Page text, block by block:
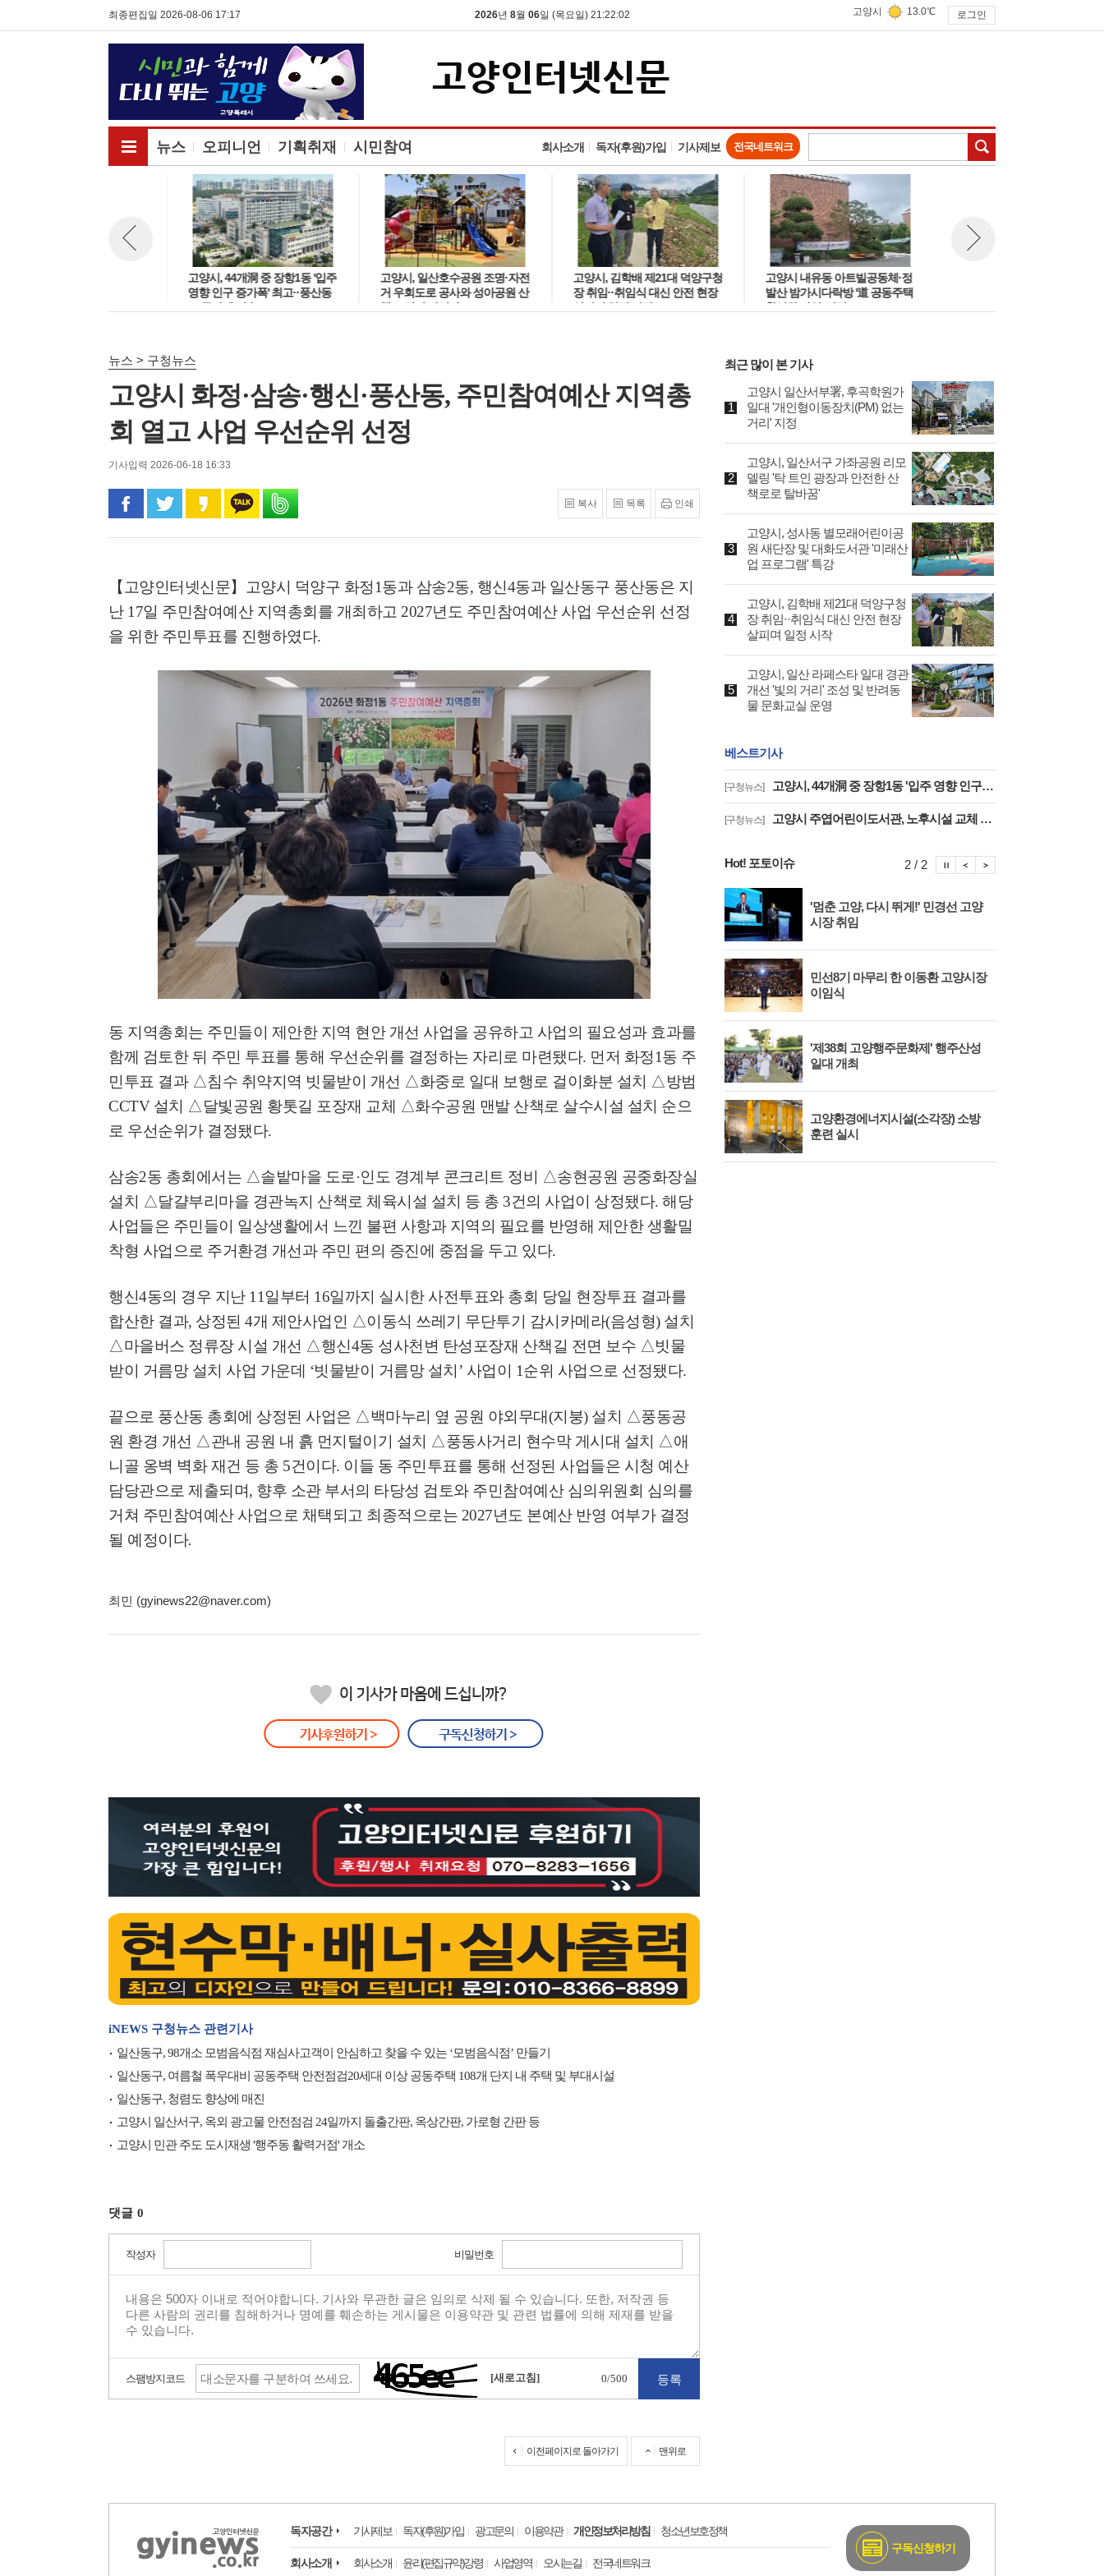
최종편집일 2026-08-06 17:17 2026년 8월 06일 (목요일) 21:22:02 고양시 13.0℃ 로그인
뉴스 오피니언 기획취재 시민참여 회사소개 독자(후원)가입 기사제보 전국네트워크
전체메뉴보기
고양시, 44개洞 중 장항1동 '입주
영향 인구 증가폭' 최고··풍산동
도 증가세 지속
고양시, 일산호수공원 조명·자전
거 우회도로 공사와 성아공원 산
책로 정비 나선다
고양시, 김학배 제21대 덕양구청
장 취임··취임식 대신 안전 현장
살피며 일정 시작
고양시 내유동 아트빌공동체·정
발산 밤가시다락방 '道 공동주택
활성화 사업' 선정
뉴스 > 구청뉴스
고양시 화정·삼송·행신·풍산동, 주민참여예산 지역총
회 열고 사업 우선순위 선정
기사입력 2026-06-18 16:33
페이스북으로 공유
트위터로 공유카카오 스토리로 공유
카카오톡으로 공유
복사 목록 인쇄
【고양인터넷신문】 고양시 덕양구 화정1동과 삼송2동, 행신4동과 일산동구 풍산동은 지
난 17일 주민참여예산 지역총회를 개최하고 2027년도 주민참여예산 사업 우선순위 선정
을 위한 주민투표를 진행하였다.
동 지역총회는 주민들이 제안한 지역 현안 개선 사업을 공유하고 사업의 필요성과 효과를
함께 검토한 뒤 주민 투표를 통해 우선순위를 결정하는 자리로 마련됐다. 먼저 화정1동 주
민투표 결과 △침수 취약지역 빗물받이 개선 △화중로 일대 보행로 걸이화분 설치 △ 방범
CCTV 설치 △ 달빛공원 황톳길 포장재 교체 △화수공원 맨발 산책로 살수시설 설치 순으
로 우선순위가 결정됐다.
삼송2동 총회에서는 △솔밭마을 도로 ·인도 경계부 콘크리트 정비 △송현공원 공중화장실
설치
△달걀부리마을 경관녹지 산책로 체육시설 설치 등 총 3건의 사업이 상정됐다. 해당
사업들은 주민들이 일상생활에서 느낀 불편 사항과 지역의 필요를 반영해 제안한 생활밀
착형 사업으로 주거환경 개선과 주민 편의 증진에 중점을 두고 있다.
행신4동의 경우 지난 11일부터 16일까지 실시한 사전투표와 총회 당일 현장투표 결과를
합산한 결과, 상정된 4개 제안사업인 △이동식 쓰레기 무단투기 감시카메라(음성형) 설치
△마을버스 정류장 시설 개선 △행신4동 성사천변 탄성포장재 산책길 전면 보수 △빗물
받이 거름망 설치 사업 가운데 ‘빗물받이 거름망 설치 ’ 사업이 1순위 사업으로 선정됐다.
끝으로 풍산동 총회에 상정된 사업은 △ 백마누리 옆 공원 야외무대(지붕) 설치 △풍동공
원 환경 개선 △관내 공원 내 흙 먼지털이기 설치 △풍동사거리 현수막 게시대 설치 △애
니골 옹벽 벽화 재건 등 총 5건이다. 이들 동 주민투표를 통해 선정된 사업들은 시청 예산
담당관으로 제출되며, 향후 소관 부서의 타당성 검토와 주민참여예산 심의위원회 심의를
거쳐 주민참여예산 사업으로 채택되고 최종적으로는 2027년도 본예산 반영 여부가 결정
될 예정이다.
최민 (gyinews22@naver.com)
iNEWS 구청뉴스 관련기사
일산동구, 98개소 모범음식점 재심사고객이 안심하고 찾을 수 있는 ‘모범음식점’ 만들기
일산동구, 여름철 폭우대비 공동주택 안전점검20세대 이상 공동주택 108개 단지 내 주택 및 부대시설
일산동구, 청렴도 향상에 매진
고양시 일산서구, 옥외 광고물 안전점검 24일까지 돌출간판, 옥상간판, 가로형 간판 등
고양시 민관 주도 도시재생 '행주동 활력거점' 개소
댓글 0
작성자 비밀번호
스팸방지코드 [새로고침] 0/500
이전페이지로 돌아가기 맨위로
최근 많이 본 기사
고양시 일산서부署, 후곡학원가
일대 '개인형이동장치(PM) 없는
거리' 지정
고양시, 일산서구 가좌공원 리모
델링 '탁 트인 광장과 안전한 산
책로로 탈바꿈'
고양시, 성사동 별모래어린이공
원 새단장 및 대화도서관 '미래산
업 프로그램' 특강
고양시, 김학배 제21대 덕양구청
장 취임··취임식 대신 안전 현장
살피며 일정 시작
고양시, 일산 라페스타 일대 경관
개선 '빛의 거리' 조성 및 반려동
물 문화교실 운영
베스트기사
[구청뉴스] 고양시, 44개洞 중 장항1동 '입주 영향 인구 증가폭' 최고··풍산동도 증가세 지속
[구청뉴스] 고양시 주엽어린이도서관, 노후시설 교체 재개관 '다락·아기 독서공간 등 조성'
Hot! 포토이슈
'멈춘 고양, 다시 뛰게!' 민경선 고양
민선8기 마무리 한 이동환 고양시장
'제38회 고양행주문화제' 행주산성
일대 개최
고양환경에너지시설(소각장) 소방
훈련 실시
고양시 폭염특보에 '도로 살수차' 전
물향기수목원 무궁화 절정 '50여 품
민경선 시장, 2026 고양시장배 볼링
대회 시구
제30회 고양특례시장기 배드민턴대
'멈춘 고양, 다시 뛰게!' 민경선 고양
시장 취임
민선8기 마무리 한 이동환 고양시장
이임식
'제38회 고양행주문화제' 행주산성
일대 개최
고양환경에너지시설(소각장) 소방
훈련 실시
2 / 2 포토이슈 이전보기
포토이슈 정지
독자공간 기사제보 독자(후원)가입 광고문의 이용약관 개인정보처리방침 청소년보호정책
회사소개 회사소개 윤리(편집규약)강령 사업영역 오시는길 전국네트워크
구독신청하기